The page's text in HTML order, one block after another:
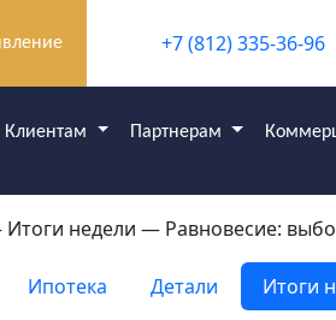
+7 (812) 335-36-96
Клиентам Партнерам
недели — Равновесие:
Ипотека Детали Итоги